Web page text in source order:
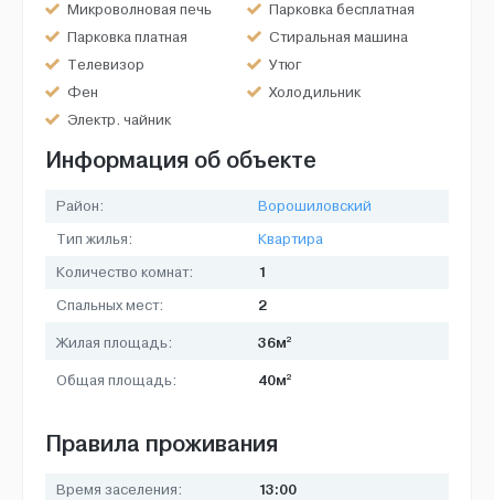
Микроволновая печь
Парковка бесплатная
Парковка платная
Стиральная машина
Телевизор
Утюг
Фен
Холодильник
Электр. чайник
Информация об объекте
Район:
Ворошиловский
Тип жилья:
Квартира
Количество комнат:
1
Спальных мест: 2
Жилая площадь: 36м2
Общая площадь: 40м2
Правила проживания
Время заселения: 13:00